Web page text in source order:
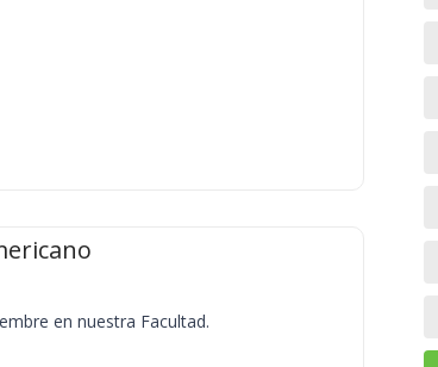
en nuestra Facultad.